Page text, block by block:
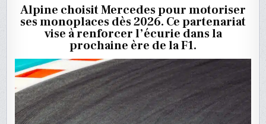
ALPINE
SE
CHEZ
Alpine choisit Mercedes pour motoriser
ses monoplaces dès 2026. Ce partenariat
vise à renforcer l’écurie dans la
prochaine ère de la F1.